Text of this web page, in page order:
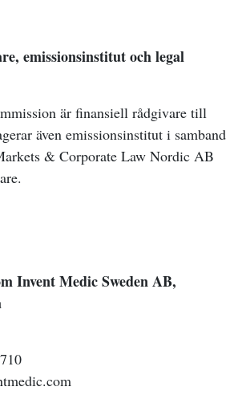
emissionsinstitut och legal
är finansiell rådgivare till
även emissionsinstitut i samband
& Corporate Law Nordic AB
Invent Medic Sweden AB,